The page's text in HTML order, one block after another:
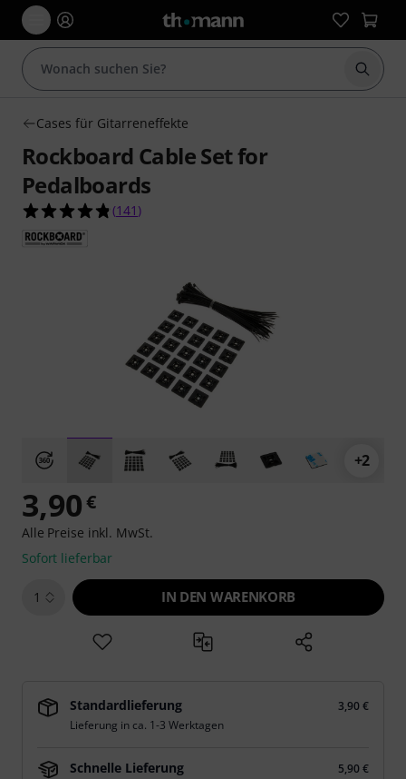
Suche
Cases für Gitarreneffekte
Rockboard Cable Set for
Pedalboards
4.8 von 5 Sternen aus 141 Kundenbewertungen
(141 )
+2
3,90€
Alle Preise inkl. MwSt.
Sofort lieferbar
1 IN DEN WARENKORB
Standardlieferung
3,90 €
Lieferung in ca. 1-3 Werktagen
Schnelle Lieferung
5,90 €